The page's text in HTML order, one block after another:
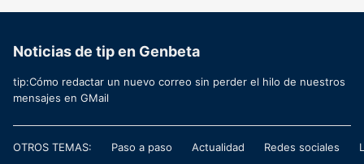
Noticias de tip en Genbeta
tip:Cómo redactar un nuevo correo sin perder el hilo de nuestros
mensajes en GMail
OTROS TEMAS: Paso a paso Actualidad Redes sociales